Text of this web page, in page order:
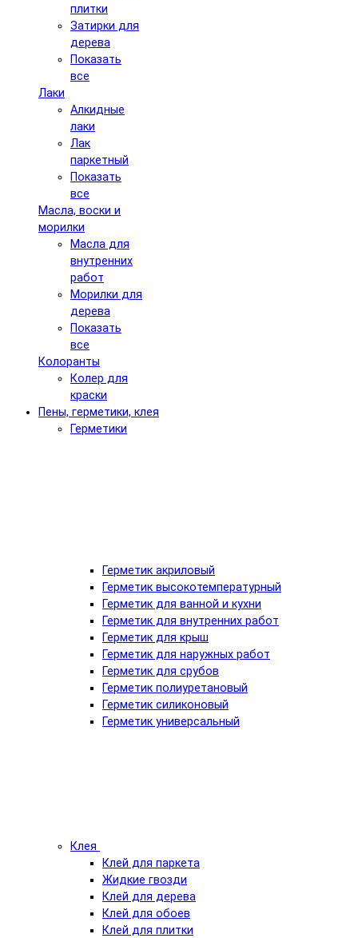
плитки
Затирки для
дерева
Показать
все
Лаки
Алкидные
лаки
Лак
паркетный
Показать
все
Масла, воски и
морилки
Масла для
внутренних
работ
Морилки для
дерева
Показать
все
Колоранты
Колер для
краски
Пены, герметики, клея
Герметики
Герметик акриловый
Герметик высокотемпературный
Герметик для ванной и кухни
Герметик для внутренних работ
Герметик для крыш
Герметик для наружных работ
Герметик для срубов
Герметик полиуретановый
Герметик силиконовый
Герметик универсальный
Клея
Клей для паркета
Жидкие гвозди
Клей для дерева
Клей для обоев
Клей для плитки